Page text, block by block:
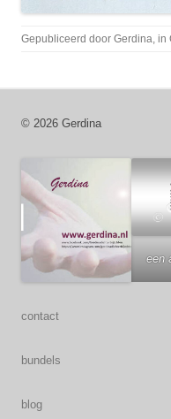
Gepubliceerd door Gerdina, in
© 2026 Gerdina
een
contact
bundels
blog